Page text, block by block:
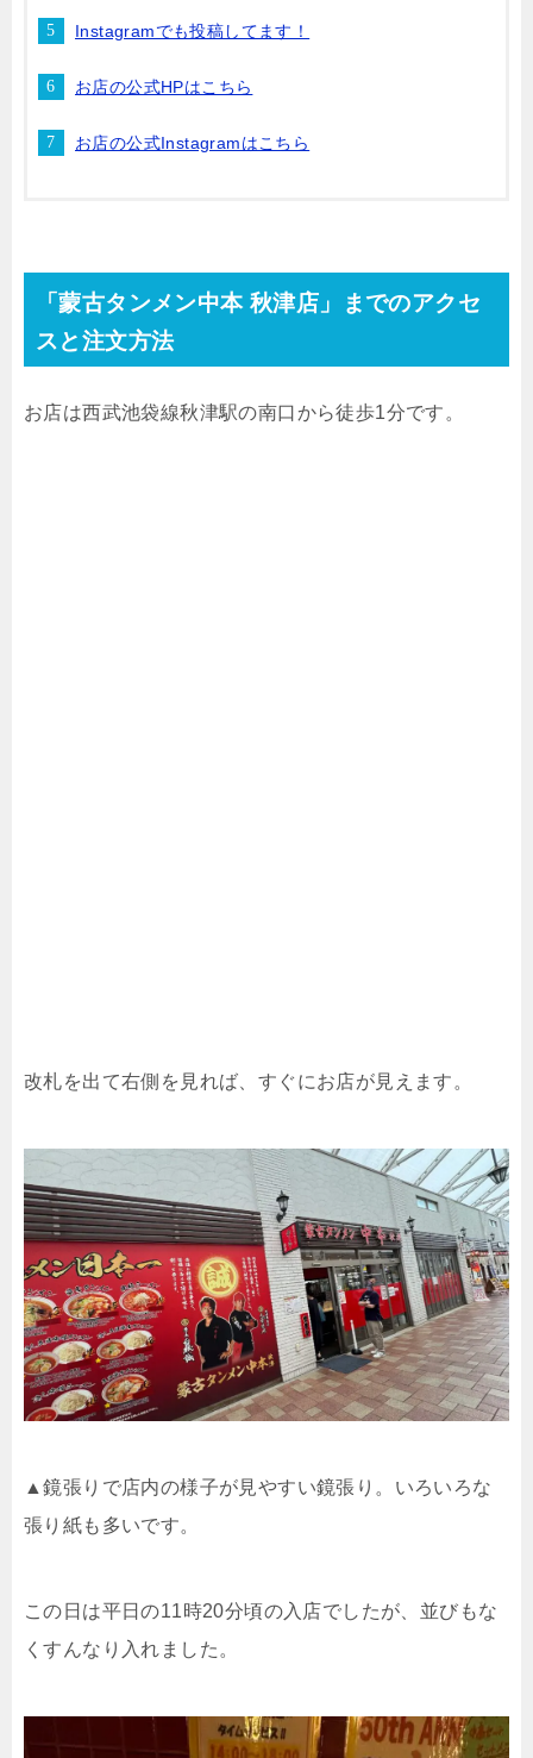
Instagramでも投稿してます！
お店の公式HPはこちら
お店の公式Instagramはこちら
「蒙古タンメン中本 秋津店」までのアクセ
スと注文方法
お店は西武池袋線秋津駅の南口から徒歩1分です。
改札を出て右側を見れば、すぐにお店が見えます。
▲鏡張りで店内の様子が見やすい鏡張り。いろいろな
張り紙も多いです。
この日は平日の11時20分頃の入店でしたが、並びもな
くすんなり入れました。